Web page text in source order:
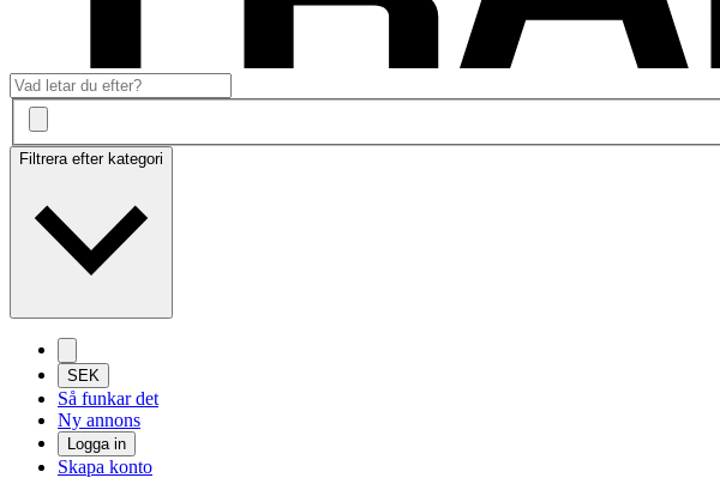
Filtrera efter kategori
SEK
Så funkar det
Ny annons
Logga in
Skapa konto